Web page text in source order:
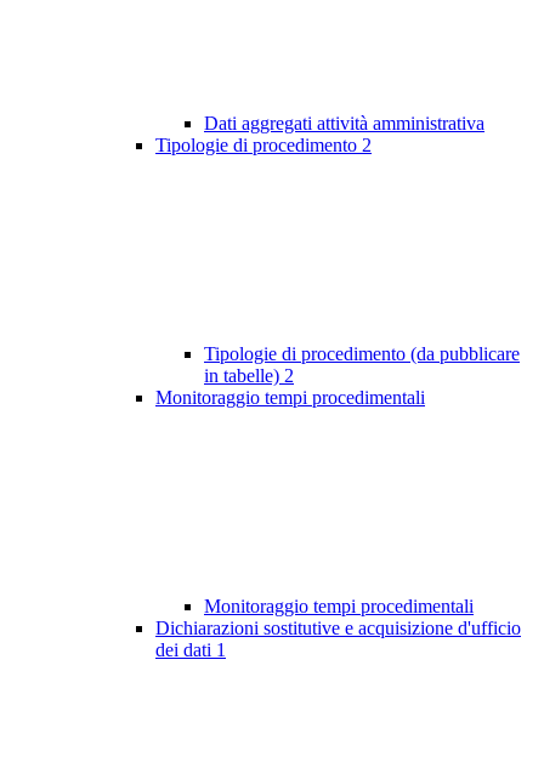
Dati aggregati attività amministrativa
Tipologie di procedimento 2
Tipologie di procedimento (da pubblicare
in tabelle) 2
Monitoraggio tempi procedimentali
Monitoraggio tempi procedimentali
Dichiarazioni sostitutive e acquisizione d'ufficio
dei dati 1